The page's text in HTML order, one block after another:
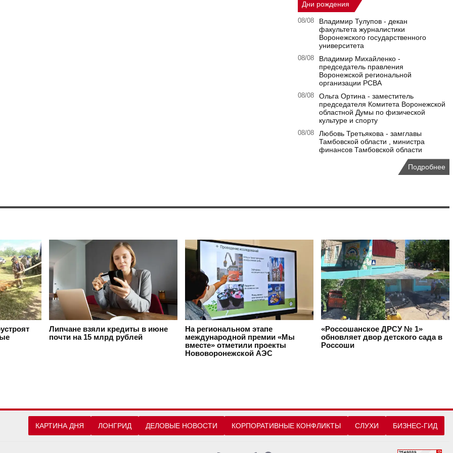
Дни рождения
08/08
Владимир Тулупов - декан
факультета журналистики
Воронежского государственного
университета
08/08
Владимир Михайленко -
председатель правления
Воронежской региональной
организации РСВА
08/08
Ольга Ортина - заместитель
председателя Комитета Воронежской
областной Думы по физической
культуре и спорту
08/08
Любовь Третьякова - замглавы
Тамбовской области , министра
финансов Тамбовской области
Подробнее
Липчане взяли кредиты в июне
почти на 15 млрд рублей
На региональном этапе
международной премии «Мы
вместе» отметили проекты
Нововоронежской АЭС
«Россошанское ДРСУ № 1»
обновляет двор детского сада в
Россоши
КАРТИНА ДНЯ ЛОНГРИД ДЕЛОВЫЕ НОВОСТИ КОРПОРАТИВНЫЕ КОНФЛИКТЫ СЛУХИ БИЗНЕС-ГИД